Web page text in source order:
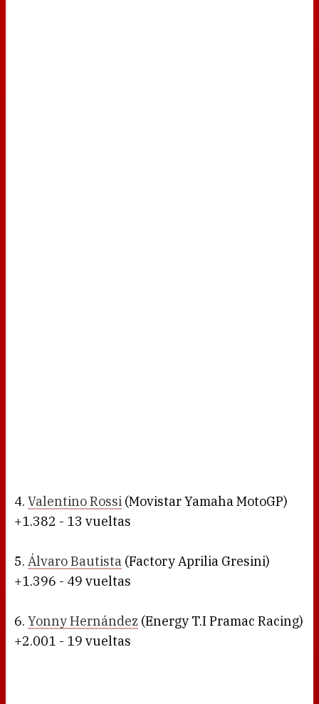
4. Valentino Rossi (Movistar Yamaha MotoGP)
+1.382 - 13 vueltas
5. Álvaro Bautista (Factory Aprilia Gresini)
+1.396 - 49 vueltas
6. Yonny Hernández (Energy T.I Pramac Racing)
+2.001 - 19 vueltas